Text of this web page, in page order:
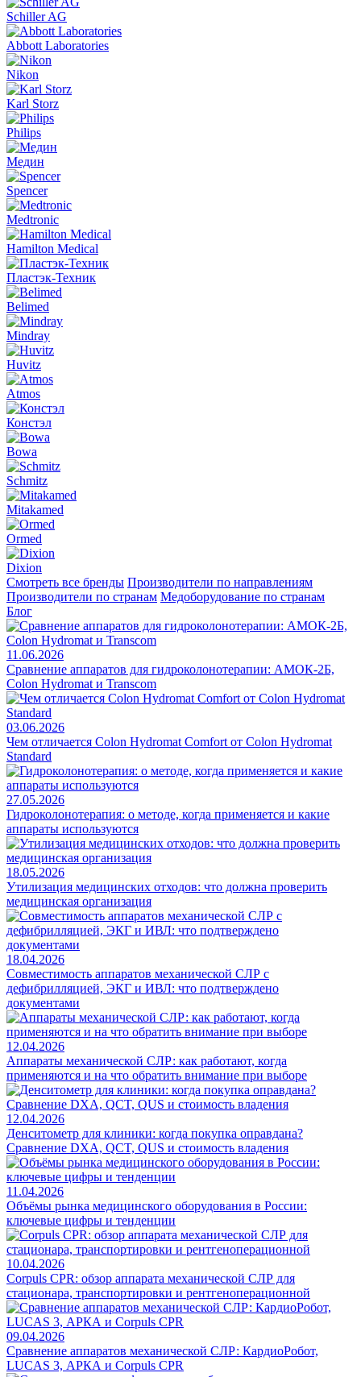
Schiller AG
Abbott Laboratories
Nikon
Karl Storz
Philips
Медин
Spencer
Medtronic
Hamilton Medical
Пластэк-Техник
Belimed
Mindray
Huvitz
Atmos
Констэл
Bowa
Schmitz
Mitakamed
Ormed
Dixion
Смотреть все бренды Производители по направлениям
Производители по странам Медоборудование по странам
Блог
11.06.2026
Сравнение аппаратов для гидроколонотерапии: АМОК-2Б,
Colon Hydromat и Transcom
03.06.2026
Чем отличается Colon Hydromat Comfort от Colon Hydromat
Standard
27.05.2026
Гидроколонотерапия: о методе, когда применяется и какие
аппараты используются
18.05.2026
Утилизация медицинских отходов: что должна проверить
медицинская организация
18.04.2026
Совместимость аппаратов механической СЛР с
дефибрилляцией, ЭКГ и ИВЛ: что подтверждено
документами
12.04.2026
Аппараты механической СЛР: как работают, когда
применяются и на что обратить внимание при выборе
12.04.2026
Денситометр для клиники: когда покупка оправдана?
Сравнение DXA, QCT, QUS и стоимость владения
11.04.2026
Объёмы рынка медицинского оборудования в России:
ключевые цифры и тенденции
10.04.2026
Corpuls CPR: обзор аппарата механической СЛР для
стационара, транспортировки и рентгеноперационной
09.04.2026
Сравнение аппаратов механической СЛР: КардиоРобот,
LUCAS 3, АРКА и Corpuls CPR